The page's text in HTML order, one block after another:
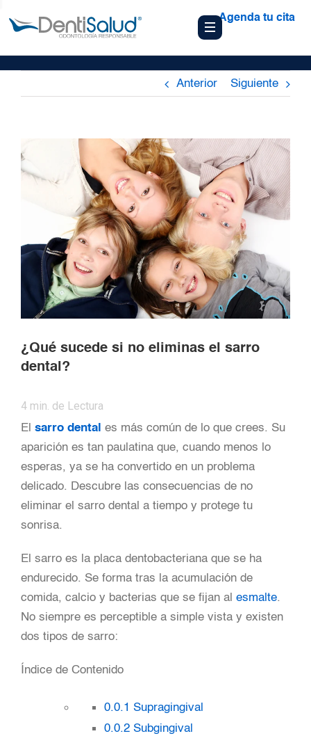
Agenda tu cita
Anterior Siguiente
¿Qué sucede si no eliminas el sarro
dental?
4 min. de Lectura
El sarro dental es más común de lo que crees. Su
aparición es tan paulatina que, cuando menos lo
esperas, ya se ha convertido en un problema
delicado. Descubre las consecuencias de no
eliminar el sarro dental a tiempo y protege tu
sonrisa.
El sarro es la placa dentobacteriana que se ha
endurecido. Se forma tras la acumulación de
comida, calcio y bacterias que se fijan al esmalte.
No siempre es perceptible a simple vista y existen
dos tipos de sarro:
Índice de Contenido
0.0.1 Supragingival
0.0.2 Subgingival